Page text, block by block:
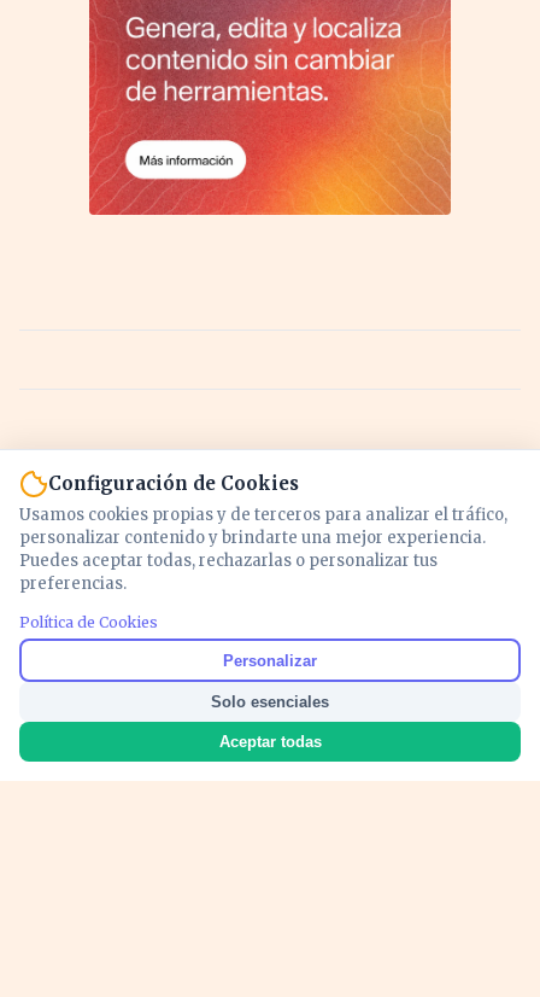
Noticias y análisis de economía, mercados,
inversión y política. Información actualizada
para entender lo que mueve tu dinero y tu
país.
Configuración de Cookies
Usamos cookies propias y de terceros para analizar el tráfico,
personalizar contenido y brindarte una mejor experiencia.
Puedes aceptar todas, rechazarlas o personalizar tus
preferencias.
Política de Cookies
Personalizar
Solo esenciales
Aceptar todas